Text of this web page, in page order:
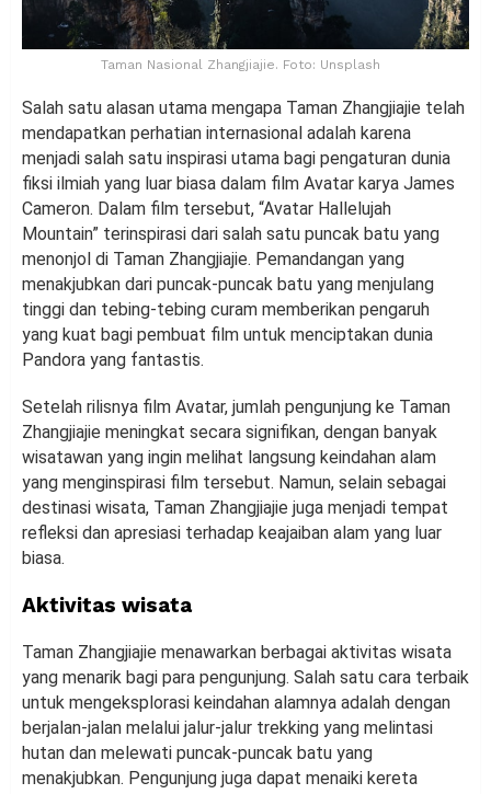
Taman Nasional Zhangjiajie. Foto: Unsplash
Salah satu alasan utama mengapa Taman Zhangjiajie telah
mendapatkan perhatian internasional adalah karena
menjadi salah satu inspirasi utama bagi pengaturan dunia
fiksi ilmiah yang luar biasa dalam film Avatar karya James
Cameron. Dalam film tersebut, “Avatar Hallelujah
Mountain” terinspirasi dari salah satu puncak batu yang
menonjol di Taman Zhangjiajie. Pemandangan yang
menakjubkan dari puncak-puncak batu yang menjulang
tinggi dan tebing-tebing curam memberikan pengaruh
yang kuat bagi pembuat film untuk menciptakan dunia
Pandora yang fantastis.
Setelah rilisnya film Avatar, jumlah pengunjung ke Taman
Zhangjiajie meningkat secara signifikan, dengan banyak
wisatawan yang ingin melihat langsung keindahan alam
yang menginspirasi film tersebut. Namun, selain sebagai
destinasi wisata, Taman Zhangjiajie juga menjadi tempat
refleksi dan apresiasi terhadap keajaiban alam yang luar
biasa.
Aktivitas wisata
Taman Zhangjiajie menawarkan berbagai aktivitas wisata
yang menarik bagi para pengunjung. Salah satu cara terbaik
untuk mengeksplorasi keindahan alamnya adalah dengan
berjalan-jalan melalui jalur-jalur trekking yang melintasi
hutan dan melewati puncak-puncak batu yang
menakjubkan. Pengunjung juga dapat menaiki kereta